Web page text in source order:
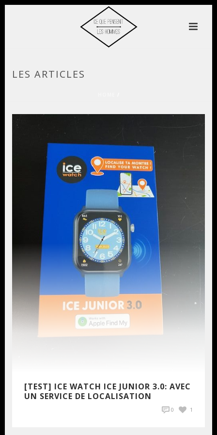
LES ARTICLES
[TEST] ICE WATCH ICE JUNIOR 3.0: AVEC
UN SERVICE DE LOCALISATION
0 1